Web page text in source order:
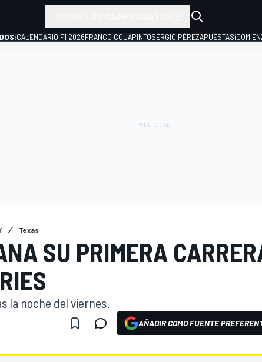
CALENDARIO F1 2026FRANCO COLAPINTOSERGIO PÉREZAPUESTAS
Texas
SU PRIMERA
la noche del viernes.
AÑADIR COMO FUENTE